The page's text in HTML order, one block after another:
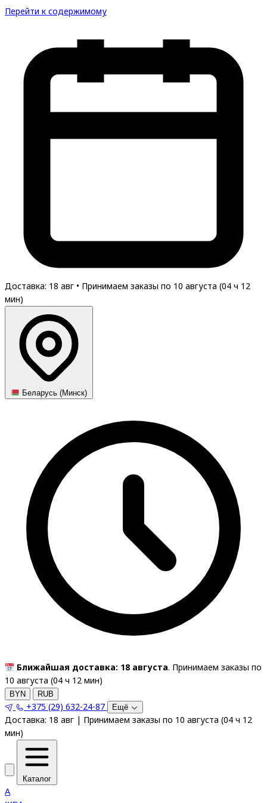
Перейти к содержимому
Доставка: 18 авг • Принимаем заказы по 10 августа (04 ч 12
мин)
Беларусь (Минск)
Ближайшая доставка: 18 августа. Принимаем заказы по
10 августа (04 ч 12 мин)
BYN RUB
+375 (29) 632-24-87 Ещё
Доставка: 18 авг | Принимаем заказы по 10 августа (04 ч 12
мин)
Каталог
A